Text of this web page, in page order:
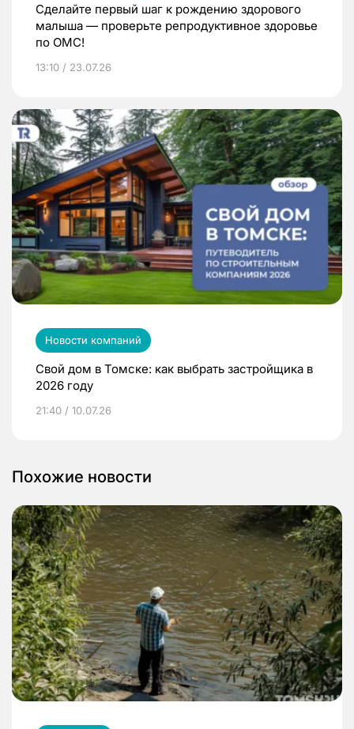
Сделайте первый шаг к рождению здорового
малыша — проверьте репродуктивное здоровье
по ОМС!
13:10 / 23.07.26
Новости компаний
Свой дом в Томске: как выбрать застройщика в
2026 году
21:40 / 10.07.26
Похожие новости